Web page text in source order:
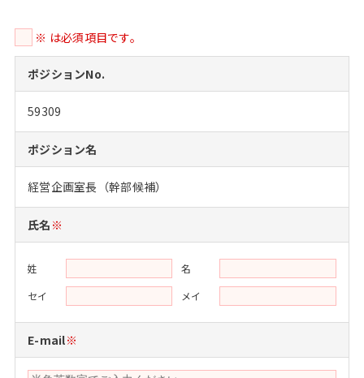
おわり
MBAの転職事例
MBAからのFAQ
MBA留学生数の推移
インターン受入企業一覧
MBAを生かす求人特集
年齢と年収の相関図
よくある面接Q&A集
外資系／面接攻略のコツ
転職成功への4つの鍵
キャリアに効く一冊
注目企業インタビュー
キャリアフォーラム
プロ経営者の特別セミナー
Career Talk Live
採用情報
パブリシティ
ニュースリリース
※ は必須項目です。
ポジションNo.
59309
ポジション名
経営企画室長（幹部候補）
氏名 ※
姓
名
セイ
メイ
E-mail※